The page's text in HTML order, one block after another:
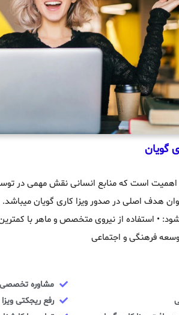
گویان
اهمیت است که منابع انسانی نقش مهمی در
هدف اصلی در صدور ویزا کاری گویان
• استفاده از نیروی متخصص و ماهر با
فرهنگی و اجتماعی
مشاوره تخصصی
رفع ریجکتی